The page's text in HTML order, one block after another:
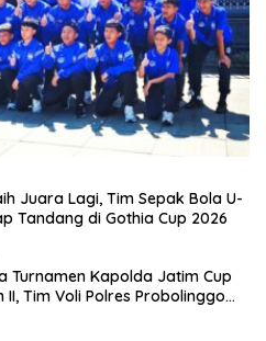
Juara Lagi, Tim Sepak Bola U-
Tandang di Gothia Cup 2026
Turnamen Kapolda Jatim Cup
II, Tim Voli Polres Probolinggo